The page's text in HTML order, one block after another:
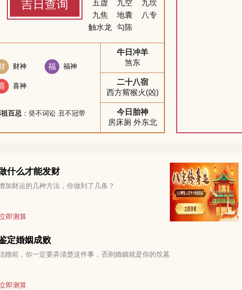
吉日查询
五虚
九空
九坎
九焦
地囊
八专
触水龙
勾陈
财神 福 福神
喜神
百忌 ：癸不词讼 丑不冠带
牛日冲羊
煞东
二十八宿
西方觜猴火(凶)
今日胎神
房床厕 外东北
什么才能发财
加财运的几种方法，你做到了几条？
立即测算
定婚姻成败
婚前，你一定要弄清楚这件事，否则婚姻就是你的坟墓
立即测算